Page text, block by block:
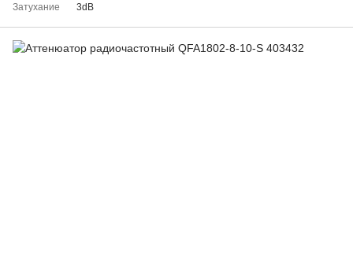
Затухание
3dB